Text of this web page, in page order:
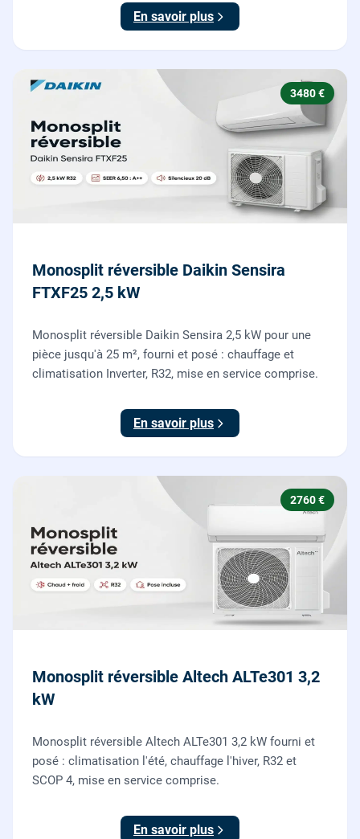
En savoir plus
3480 €
Monosplit réversible Daikin Sensira
FTXF25 2,5 kW
Monosplit réversible Daikin Sensira 2,5 kW pour une
pièce jusqu'à 25 m², fourni et posé : chauffage et
climatisation Inverter, R32, mise en service comprise.
En savoir plus
2760 €
Monosplit réversible Altech ALTe301 3,2
kW
Monosplit réversible Altech ALTe301 3,2 kW fourni et
posé : climatisation l'été, chauffage l'hiver, R32 et
SCOP 4, mise en service comprise.
En savoir plus